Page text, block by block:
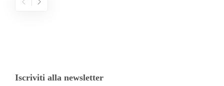
Iscriviti alla newsletter